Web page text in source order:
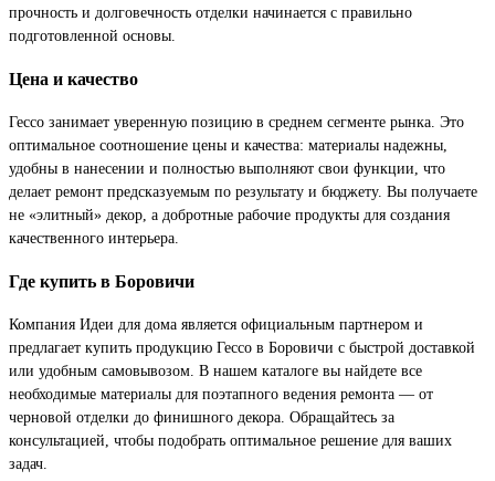
прочность и долговечность отделки начинается с правильно
подготовленной основы.
Цена и качество
Гессо занимает уверенную позицию в среднем сегменте рынка. Это
оптимальное соотношение цены и качества: материалы надежны,
удобны в нанесении и полностью выполняют свои функции, что
делает ремонт предсказуемым по результату и бюджету. Вы получаете
не «элитный» декор, а добротные рабочие продукты для создания
качественного интерьера.
Где купить в Боровичи
Компания Идеи для дома является официальным партнером и
предлагает купить продукцию Гессо в Боровичи с быстрой доставкой
или удобным самовывозом. В нашем каталоге вы найдете все
необходимые материалы для поэтапного ведения ремонта — от
черновой отделки до финишного декора. Обращайтесь за
консультацией, чтобы подобрать оптимальное решение для ваших
задач.